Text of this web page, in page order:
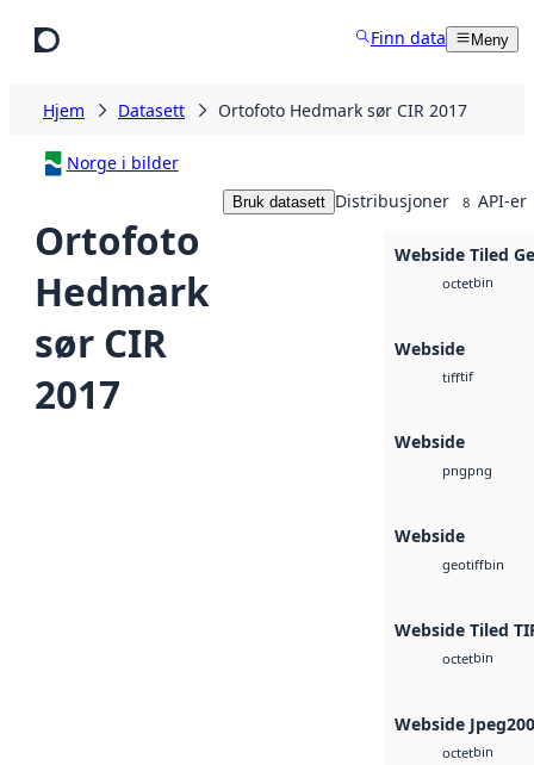
Finn data Meny
Hjem Datasett Ortofoto Hedmark sør CIR 2017
Norge i bilder
Ortofoto
Hedmark
sør CIR
2017
Bruk datasett Distribusjoner 8 API-er
Webside Tiled
octetbin
Webside
tifftif
Webside
pngpng
Webside
geotiffbin
Webside Tiled
octetbin
Webside
octetbin